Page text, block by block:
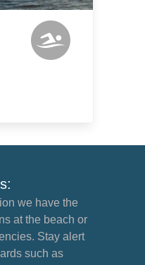
we have the
at the beach or
Stay alert
such as